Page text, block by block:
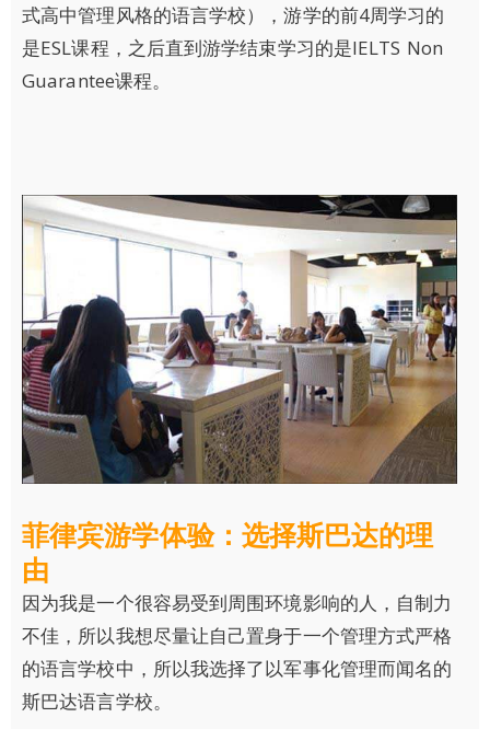
式高中管理风格的语言学校），游学的前4周学习的
是ESL课程，之后直到游学结束学习的是IELTS Non
Guarantee课程。
菲律宾游学体验：选择斯巴达的理
由
因为我是一个很容易受到周围环境影响的人，自制力
不佳，所以我想尽量让自己置身于一个管理方式严格
的语言学校中，所以我选择了以军事化管理而闻名的
斯巴达语言学校。